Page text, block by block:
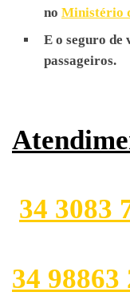
no Ministério
E o seguro de
passageiros.
34 3083
34 98863